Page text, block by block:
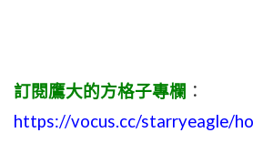
訂閱鷹大的方格子專欄 ：
https://vocus.cc/starryeagle/